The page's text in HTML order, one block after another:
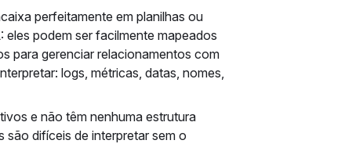
perfeitamente em planilhas ou
podem ser facilmente mapeados
para gerenciar relacionamentos com
logs, métricas, datas, nomes,
e não têm nenhuma estrutura
difíceis de interpretar sem o